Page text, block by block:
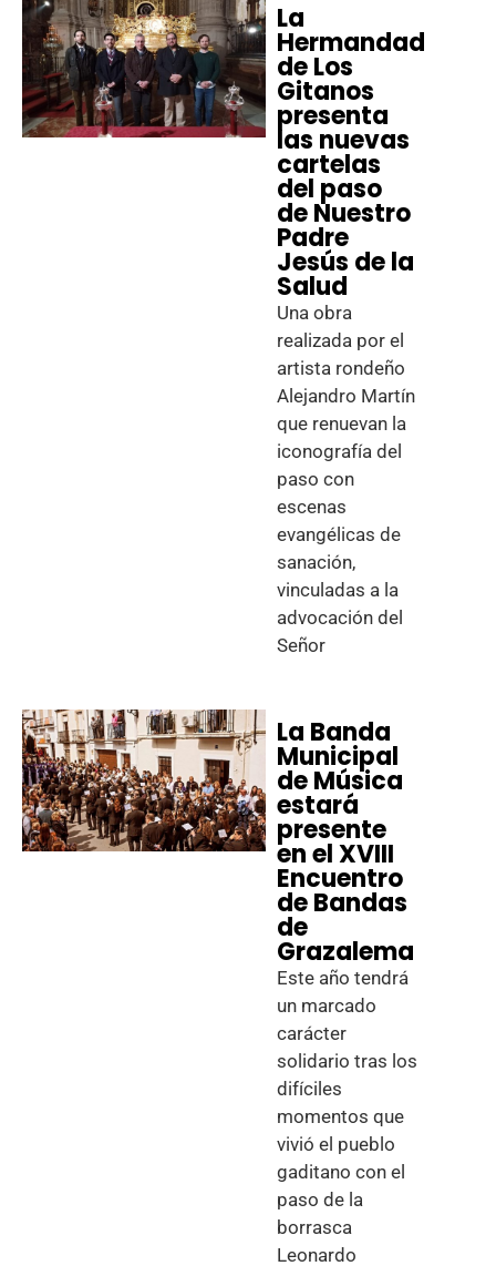
La
Hermandad
de Los
Gitanos
presenta
las nuevas
cartelas
del paso
de Nuestro
Padre
Jesús de la
Salud
Una obra
realizada por el
artista rondeño
Alejandro Martín
que renuevan la
iconografía del
paso con
escenas
evangélicas de
sanación,
vinculadas a la
advocación del
Señor
La Banda
Municipal
de Música
estará
presente
en el XVIII
Encuentro
de Bandas
de
Grazalema
Este año tendrá
un marcado
carácter
solidario tras los
difíciles
momentos que
vivió el pueblo
gaditano con el
paso de la
borrasca
Leonardo